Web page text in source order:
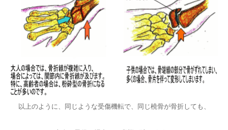
以上のように、同じような受傷機転で、同じ橈骨が骨折しても、